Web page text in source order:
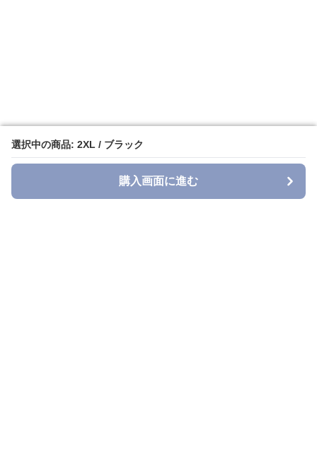
選択中の商品: 2XL / ブラック
購入画面に進む
選択中の商品: 2XL / ブラック
購入画面に進む